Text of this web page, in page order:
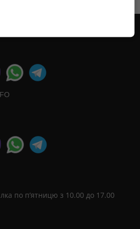
по п’ятницю з 10.00 до 17.00